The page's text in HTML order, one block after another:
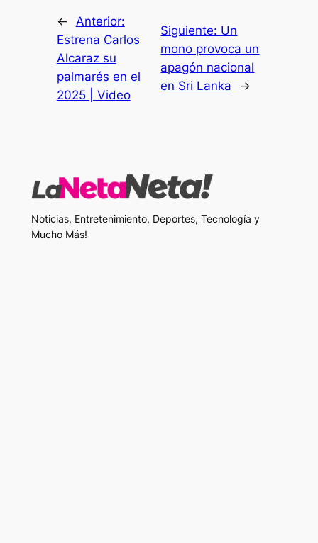
← Anterior:
Estrena Carlos
Alcaraz su
palmarés en el
2025 | Video
Siguiente: Un
mono provoca un
apagón nacional
en Sri Lanka
→
Noticias, Entretenimiento, Deportes, Tecnología y
Mucho Más!